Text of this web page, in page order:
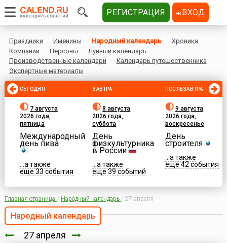
Праздники Именины Народный календарь
Хроника
Компании
Персоны
Лунный календарь
Производственные календари
Календарь путешественника
Экспертные материалы
СЕГОДНЯ
7 августа
2026 года,
пятница
Международный
день пива
...а также
еще 33 события
ЗАВТРА
8 августа
2026 года,
суббота
День
физкультурника
в России
...а также
еще 39 событий
ПОСЛЕЗАВТРА
9 августа
2026 года,
воскресенье
День
строителя
...а также
еще 42 события
Главная страница / Народный календарь / 27 апреля
Народный календарь
27 апреля
РЕГИСТРАЦИЯ ВХОД